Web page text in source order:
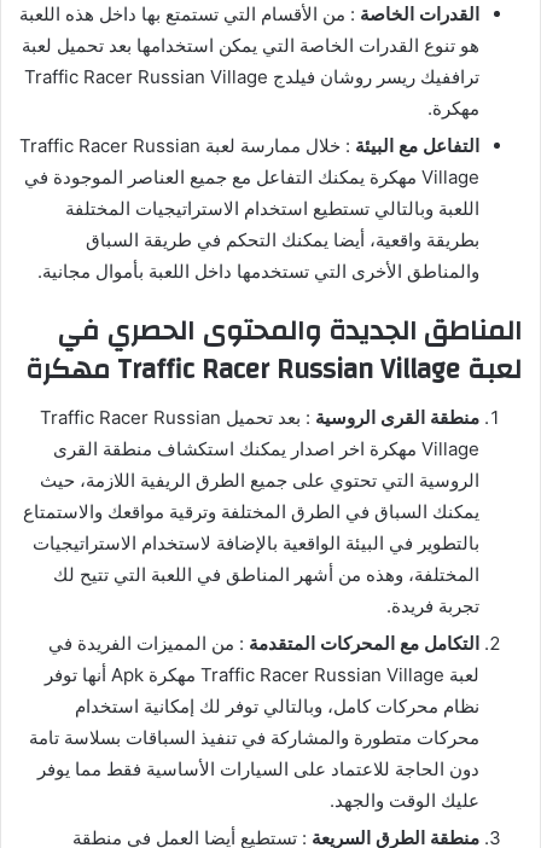
القدرات الخاصة : من الأقسام التي تستمتع بها داخل هذه اللعبة
هو تنوع القدرات الخاصة التي يمكن استخدامها بعد تحميل لعبة
تراففيك ريسر روشان فيلدج Traffic Racer Russian Village
مهكرة.
التفاعل مع البيئة
: خلال ممارسة لعبة Traffic Racer Russian
Village مهكرة يمكنك التفاعل مع جميع العناصر الموجودة في
اللعبة وبالتالي تستطيع استخدام الاستراتيجيات المختلفة
بطريقة واقعية، أيضا يمكنك التحكم في طريقة السباق
والمناطق الأخرى التي تستخدمها داخل اللعبة بأموال مجانية.
المناطق الجديدة والمحتوى الحصري في
لعبة Traffic Racer Russian Village مهكرة
منطقة القرى الروسية
: بعد تحميل Traffic Racer Russian
Village مهكرة اخر اصدار يمكنك استكشاف منطقة القرى
الروسية التي تحتوي على جميع الطرق الريفية اللازمة، حيث
يمكنك السباق في الطرق المختلفة وترقية مواقعك والاستمتاع
بالتطوير في البيئة الواقعية بالإضافة لاستخدام الاستراتيجيات
المختلفة، وهذه من أشهر المناطق في اللعبة التي تتيح لك
تجربة فريدة.
التكامل مع المحركات المتقدمة : من المميزات الفريدة في
لعبة Traffic Racer Russian Village مهكرة Apk أنها توفر
نظام محركات كامل، وبالتالي توفر لك إمكانية استخدام
محركات متطورة والمشاركة في تنفيذ السباقات بسلاسة تامة
دون الحاجة للاعتماد على السيارات الأساسية فقط مما يوفر
عليك الوقت والجهد.
منطقة الطرق السريعة : تستطيع أيضا العمل في منطقة